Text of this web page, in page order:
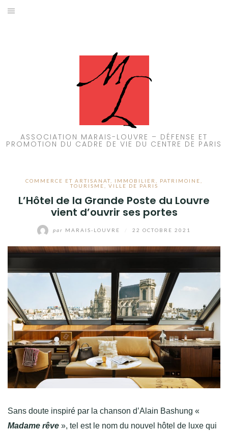
Aller
ASSOCIATION MARAIS-LOUVRE – DÉFENSE ET
PROMOTION DU CADRE DE VIE DU CENTRE DE PARIS
COMMERCE ET ARTISANAT IMMOBILIER PATRIMOINE
TOURISME
VILLE DE PARIS
L’Hôtel de la Grande Poste du Louvre
vient d’ouvrir ses portes
par MARAIS-LOUVRE 22 OCTOBRE 2021
Sans doute inspiré par la chanson d’Alain Bashung «
Madame rêve », tel est le nom du nouvel hôtel de luxe qui